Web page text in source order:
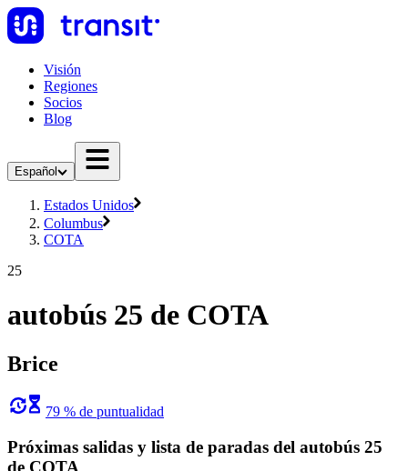
Visión
Regiones
Socios
Blog
Español
Estados Unidos
Columbus
COTA
25
autobús 25 de COTA
Brice
79 % de puntualidad
Próximas salidas y lista de paradas del autobús 25
de COTA